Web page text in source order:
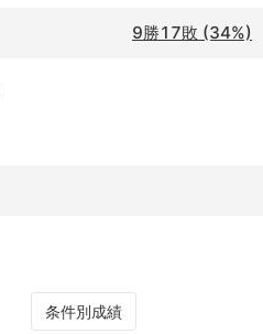
9勝17敗 (34%)
条件別成績